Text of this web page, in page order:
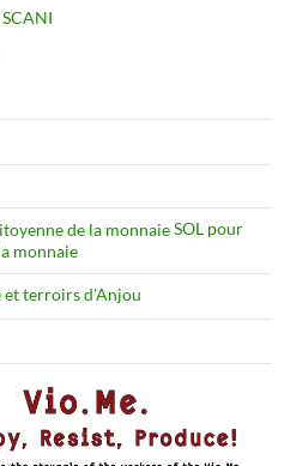
SCANI
SOL pour
monnaie
et terroirs d'Anjou